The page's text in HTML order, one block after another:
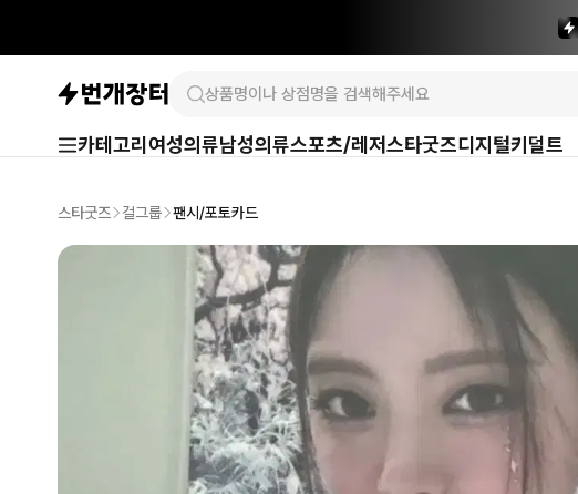
카테고리 여성의류남성의류스포츠/레저스타굿즈디지털키덜트
스타굿즈 걸그룹 팬시/포토카드